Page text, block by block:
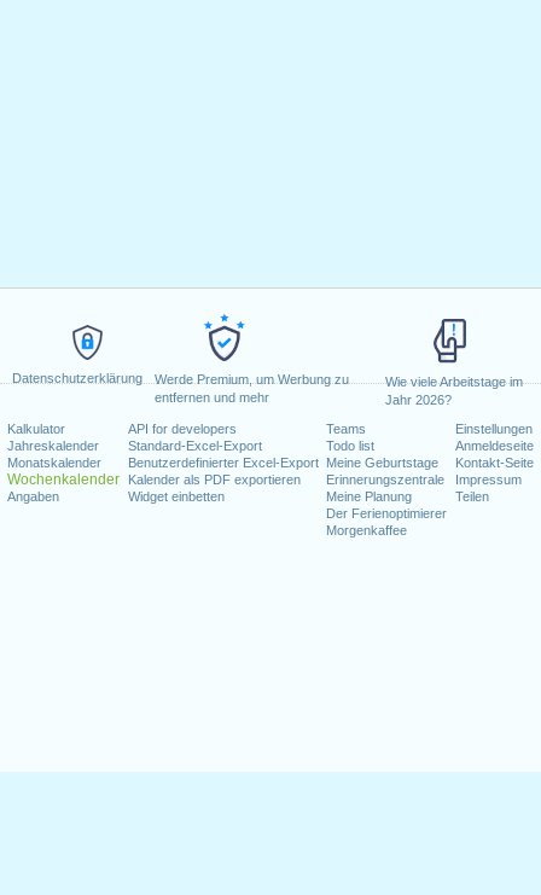
Datenschutzerklärung
Werde Premium, um Werbung zu
entfernen und mehr
Wie viele Arbeitstage im
Jahr 2026?
Kalkulator
Jahreskalender
Monatskalender
Wochenkalender
Angaben
API for developers
Standard-Excel-Export
Benutzerdefinierter Excel-Export
Kalender als PDF exportieren
Widget einbetten
Teams
Todo list
Meine Geburtstage
Erinnerungszentrale
Meine Planung
Der Ferienoptimierer
Morgenkaffee
Einstellungen
Anmeldeseite
Kontakt-Seite
Impressum
Teilen